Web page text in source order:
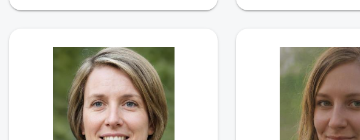
À la recherche d'une nouvelle romance
à la vie et la vie nous sourira, donc il faut
la vivre pleinement, c'est la raison de mon